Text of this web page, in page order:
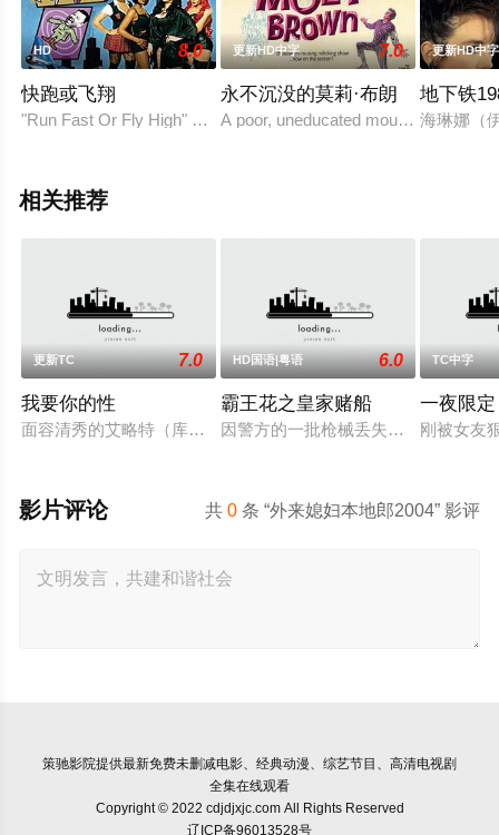
HD 8.0
快跑或飞翔
"Run Fast Or Fly High" brings back slapsti
更新HD中字 7.0
永不沉没的莫莉·布朗
A poor, uneducated mountain girl
更新HD中字
地下铁
海琳娜（
相关推荐
更新TC 7.0
我要你的性
面容清秀的艾略特（库珀·霍夫曼 Cooper Hoffman 饰）在著名艺
HD国语|粤语 6.0
霸王花之皇家赌船
因警方的一批枪械丢失，飞虎队简
TC中字
一夜限定
刚被女友
共0 条 “外来媳妇本地郎2004” 影评
影片评论
策驰影院提供最新免费未删减电影、经典动漫、综艺节目、高清电视剧
全集在线观看
Copyright © 2022 cdjdjxjc.com All Rights Reserved
辽ICP备96013528号